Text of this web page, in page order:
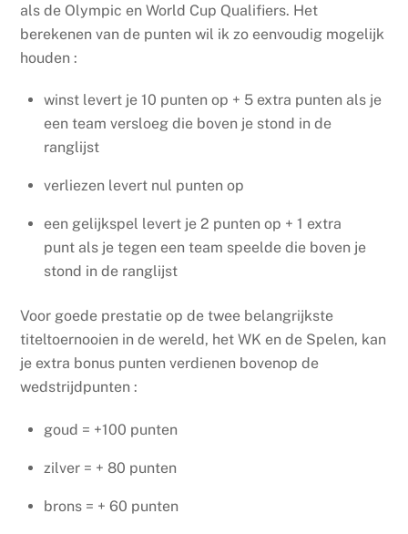
als de Olympic en World Cup Qualifiers. Het
berekenen van de punten wil ik zo eenvoudig mogelijk
houden :
winst levert je 10 punten op + 5 extra punten als je
een team versloeg die boven je stond in de
ranglijst
verliezen levert nul punten op
een gelijkspel levert je 2 punten op + 1 extra
punt als je tegen een team speelde die boven je
stond in de ranglijst
Voor goede prestatie op de twee belangrijkste
titeltoernooien in de wereld, het WK en de Spelen, kan
je extra bonus punten verdienen bovenop de
wedstrijdpunten :
goud = +100 punten
zilver = + 80 punten
brons = + 60 punten